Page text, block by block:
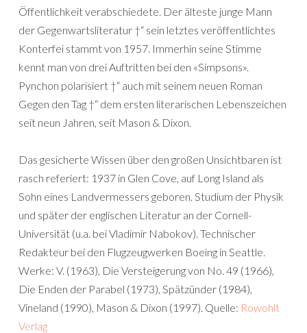
Öffentlichkeit verabschiedete. Der älteste junge Mann
der Gegenwartsliteratur †“ sein letztes veröffentlichtes
Konterfei stammt von 1957. Immerhin seine Stimme
kennt man von drei Auftritten bei den «Simpsons».
Pynchon polarisiert †“ auch mit seinem neuen Roman
Gegen den Tag †“ dem ersten literarischen Lebenszeichen
seit neun Jahren, seit Mason & Dixon.
Das gesicherte Wissen über den großen Unsichtbaren ist
rasch referiert: 1937 in Glen Cove, auf Long Island als
Sohn eines Landvermessers geboren. Studium der Physik
und später der englischen Literatur an der Cornell-
Universität (u.a. bei Vladimir Nabokov). Technischer
Redakteur bei den Flugzeugwerken Boeing in Seattle.
Werke: V. (1963), Die Versteigerung von No. 49 (1966),
Die Enden der Parabel (1973), Spätzünder (1984),
Vineland (1990), Mason & Dixon (1997). Quelle: Rowohlt
Verlag